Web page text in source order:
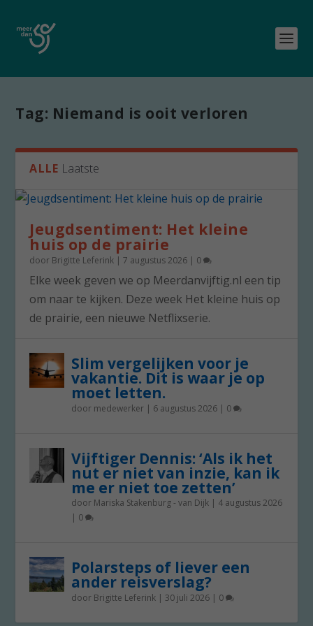
Tag: Niemand is ooit verloren
ALLE Laatste
Jeugdsentiment: Het kleine
huis op de prairie
door Brigitte Leferink |7 augustus 2026 | 0
Elke week geven we op Meerdanvijftig.nl een tip
om naar te kijken. Deze week Het kleine huis op
de prairie, een nieuwe Netflixserie.
Slim vergelijken voor je
vakantie. Dit is waar je op
moet letten.
door medewerker | 6 augustus 2026 | 0
Vijftiger Dennis: ‘Als ik het
nut er niet van inzie, kan ik
me er niet toe zetten’
door Mariska Stakenburg - van Dijk | 4 augustus 2026
| 0
Polarsteps of liever een
ander reisverslag?
door Brigitte Leferink | 30 juli 2026 | 0